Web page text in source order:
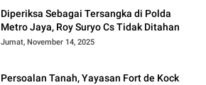
Diperiksa Sebagai Tersangka di Polda
Metro Jaya, Roy Suryo Cs Tidak Ditahan
Jumat, November 14, 2025
Persoalan Tanah, Yayasan Fort de Kock